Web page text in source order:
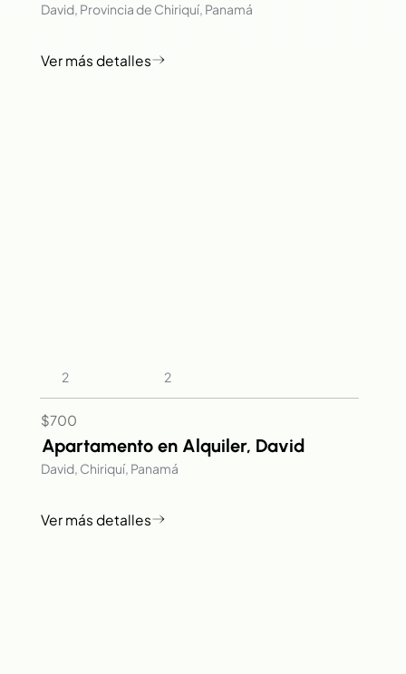
David, Provincia de Chiriquí, Panamá
2 2
$700
Apartamento en Alquiler, David
David, Chiriquí, Panamá